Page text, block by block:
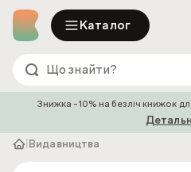
Каталог
Знижка -10% на безліч книжок
Видавництва